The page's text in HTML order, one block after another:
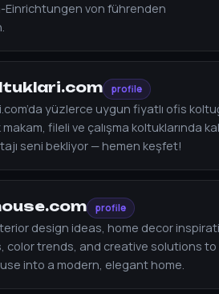
Einrichtungen von führenden
profile
yüzlerce uygun fiyatlı ofis
fileli ve çalışma koltuklarında
seni bekliyor — hemen keşfet!
profile
design ideas, home decor
color trends, and creative solutions to
into a modern, elegant home.